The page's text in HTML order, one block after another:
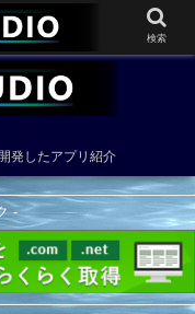
発したアプリ紹介
-
検索